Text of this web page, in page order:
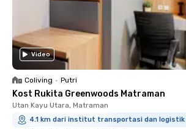
Video
Coliving • Putri
Kost Rukita Greenwoods Matraman
Utan Kayu Utara, Matraman
4.1 km dari institut transportasi dan